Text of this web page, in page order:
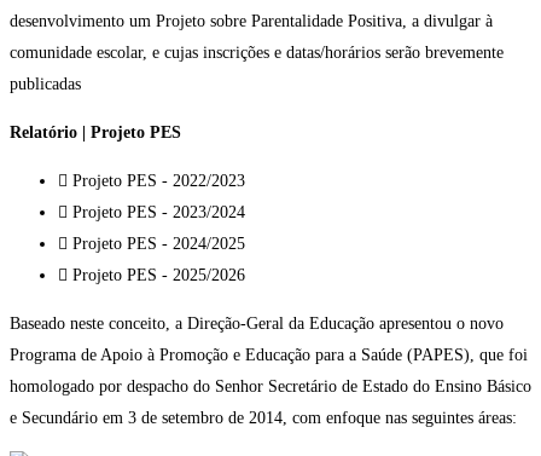
desenvolvimento um Projeto sobre Parentalidade Positiva, a divulgar à
comunidade escolar, e cujas inscrições e datas/horários serão brevemente
publicadas
Relatório | Projeto PES
Projeto PES - 2022/2023
Projeto PES - 2023/2024
Projeto PES - 2024/2025
Projeto PES - 2025/2026
Baseado neste conceito, a Direção-Geral da Educação apresentou o novo
Programa de Apoio à Promoção e Educação para a Saúde (PAPES), que foi
homologado por despacho do Senhor Secretário de Estado do Ensino Básico
e Secundário em 3 de setembro de 2014, com enfoque nas seguintes áreas: